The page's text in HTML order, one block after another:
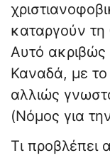
καταργούν τη
Αυτό ακριβώς
Καναδά, με το
αλλιώς
(Νόμος για
Τι προβλέπει